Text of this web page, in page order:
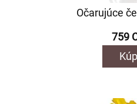
Očarujúce
759